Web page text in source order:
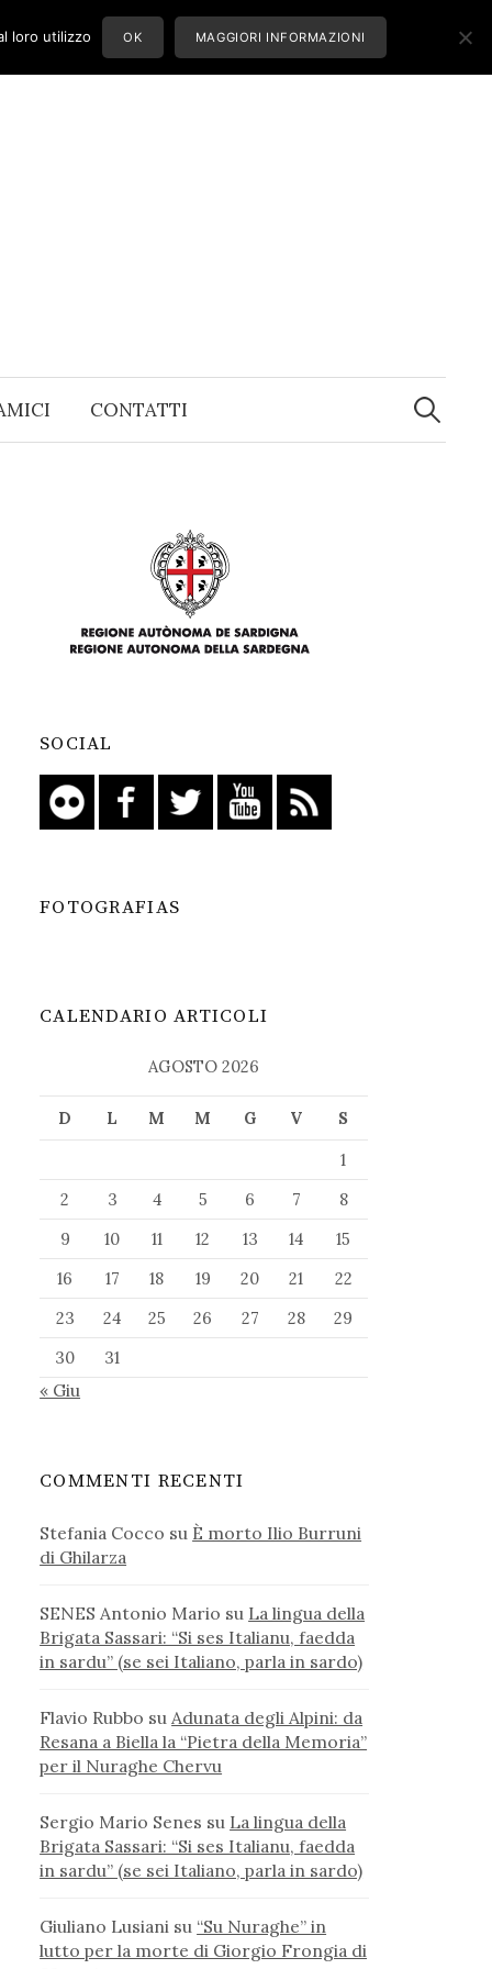
CONTATTI
Ricerca
per:
SOCIAL
FOTOGRAFIAS
CALENDARIO ARTICOLI
AGOSTO 2026
D L M M G V
S
1
2
3 4 5 6 7
8
9
10 11 12 13 14
15
16
17 18 19 20 21
22
23
24 25 26 27 28
29
30
31
« Giu
COMMENTI RECENTI
Stefania Cocco su È morto Ilio Burruni
di Ghilarza
SENES Antonio Mario su La lingua della
Brigata Sassari: “Si ses Italianu, faedda
in sardu” (se sei Italiano, parla in sardo)
Flavio Rubbo su Adunata degli Alpini: da
Resana a Biella la “Pietra della Memoria”
per il Nuraghe Chervu
Sergio Mario Senes su La lingua della
Brigata Sassari: “Si ses Italianu, faedda
in sardu” (se sei Italiano, parla in sardo)
Giuliano Lusiani su “Su Nuraghe” in
lutto per la morte di Giorgio Frongia di
loro utilizzo OK MAGGIORI INFORMAZIONI